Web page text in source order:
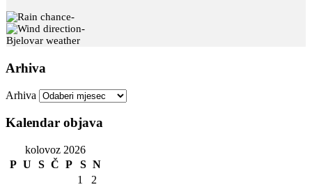
-
-
Bjelovar weather
Arhiva
Arhiva
Kalendar objava
kolovoz 2026
P U S Č P S N
1
2